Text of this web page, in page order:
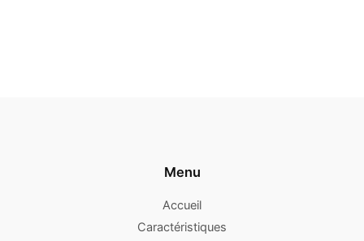
Menu
Accueil
Caractéristiques